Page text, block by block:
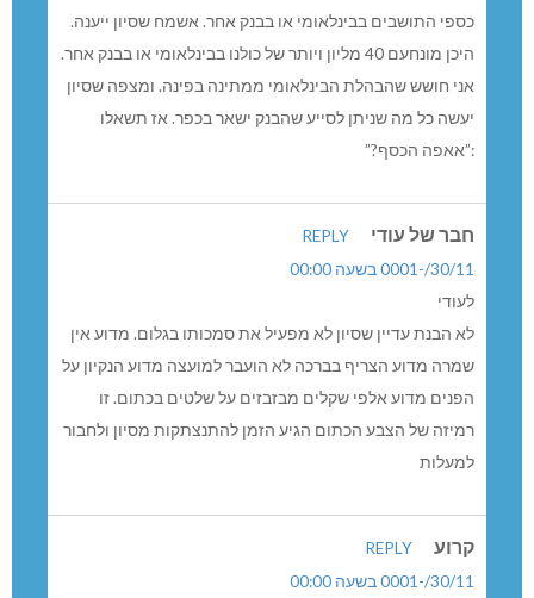
כספי התושבים בבינלאומי או בבנק אחר. אשמח שסיון ייענה.
היכן מונחעם 40 מליון ויותר של כולנו בבינלאומי או בבנק אחר.
אני חושש שהבהלת הבינלאומי ממתינה בפינה. ומצפה שסיון
יעשה כל מה שניתן לסייע שהבנק ישאר בכפר. אז תשאלו
:”אאפה הכסף?”
חבר של עודי
REPLY
30/11/-0001 בשעה 00:00
לעודי
לא הבנת עדיין שסיון לא מפעיל את סמכותו בגלום. מדוע אין
שמרה מדוע הצריף בברכה לא הועבר למועצה מדוע הנקיון על
הפנים מדוע אלפי שקלים מבזבזים על שלטים בכתום. זו
רמיזה של הצבע הכתום הגיע הזמן להתנצתקות מסיון ולחבור
למעלות
קרוע
REPLY
30/11/-0001 בשעה 00:00